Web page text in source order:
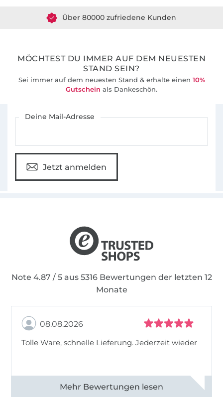
MÖCHTEST DU IMMER AUF DEM NEUESTEN
STAND SEIN?
Sei immer auf dem neuesten Stand & erhalte einen 10%
Gutschein als Dankeschön.
Deine Mail-Adresse
Jetzt anmelden
Note 4.87 / 5 aus 5316 Bewertungen der letzten 12
Monate
08.08.2026
Tolle Ware, schnelle Lieferung. Jederzeit wieder
Alle 83013 Bewertungen ansehen